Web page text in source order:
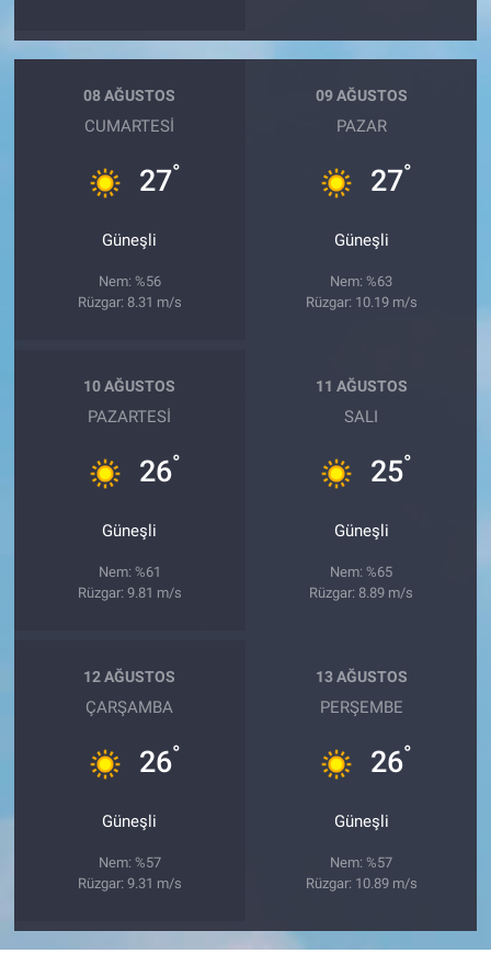
08 AĞUSTOS
CUMARTESI
27°
Güneşli
Nem: %56
Rüzgar: 8.31 m/s
09 AĞUSTOS
PAZAR
27°
Güneşli
Nem: %63
Rüzgar: 10.19 m/s
10 AĞUSTOS
PAZARTESI
26°
Güneşli
Nem: %61
Rüzgar: 9.81 m/s
11 AĞUSTOS
SALI
25°
Güneşli
Nem: %65
Rüzgar: 8.89 m/s
12 AĞUSTOS
ÇARŞAMBA
26°
Güneşli
Nem: %57
Rüzgar: 9.31 m/s
13 AĞUSTOS
PERŞEMBE
26°
Güneşli
Nem: %57
Rüzgar: 10.89 m/s